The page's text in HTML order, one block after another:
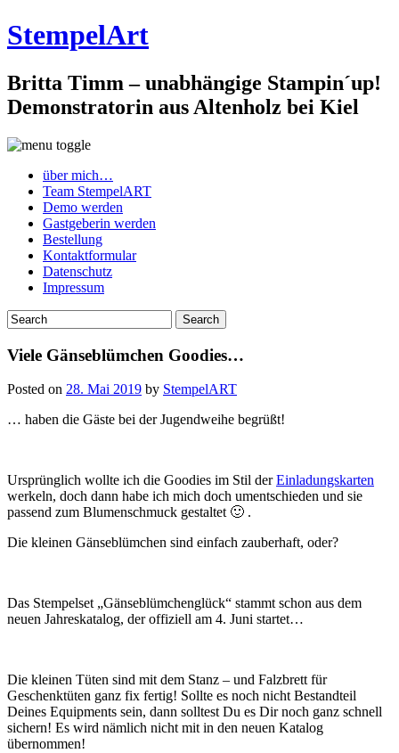
StempelArt
Britta Timm – unabhängige Stampin´up!
Demonstratorin aus Altenholz bei Kiel
über mich…
Team StempelART
Demo werden
Gastgeberin werden
Bestellung
Kontaktformular
Datenschutz
Impressum
Viele Gänseblümchen Goodies…
Posted on 28. Mai 2019 by StempelART
… haben die Gäste bei der Jugendweihe begrüßt!
Ursprünglich wollte ich die Goodies im Stil derEinladungskarten
werkeln, doch dann habe ich mich doch umentschieden und sie
passend zum Blumenschmuck gestaltet 🙂 .
Die kleinen Gänseblümchen sind einfach zauberhaft, oder?
Das Stempelset „Gänseblümchenglück“ stammt schon aus dem
neuen Jahreskatalog, der offiziell am 4. Juni startet…
Die kleinen Tüten sind mit dem Stanz – und Falzbrett für
Geschenktüten ganz fix fertig! Sollte es noch nicht Bestandteil
Deines Equipments sein, dann solltest Du es Dir noch ganz schnell
sichern! Es wird nämlich nicht mit in den neuen Katalog
übernommen!